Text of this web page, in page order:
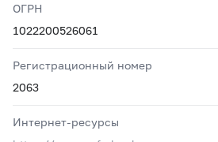
ОГРН
1022200526061
Регистрационный номер
2063
Интернет-ресурсы